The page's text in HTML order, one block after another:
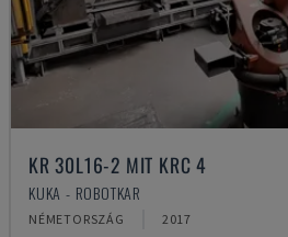
KR 30L16-2 MIT KRC 4
KUKA - ROBOTKAR
NÉMETORSZÁG 2017